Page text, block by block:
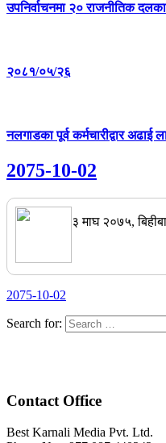
उपनिर्वाचनमा २० राजनीतिक
२०८१/०५/२६
नलगाडका पूर्व कर्मचारीद्वार
2075-10-02
३ माघ २०७५,
2075-10-02
Search for:
Contact Office
Best Karnali Media Pvt. Ltd.